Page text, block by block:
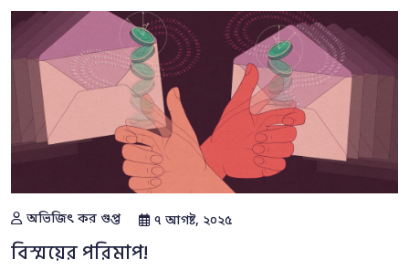
অভিজিৎ কর গুপ্ত ৭ আগষ্ট, ২০২৫
বিস্ময়ের পরিমাপ!